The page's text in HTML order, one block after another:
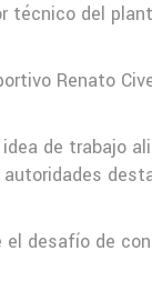
técnico del
Renato
de trabajo
desafío de